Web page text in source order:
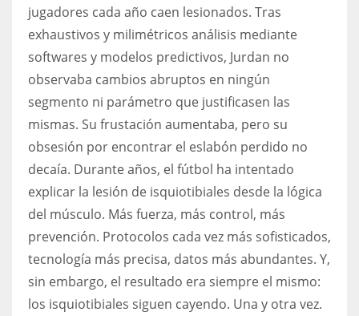
jugadores cada año caen lesionados. Tras
exhaustivos y milimétricos análisis mediante
softwares y modelos predictivos, Jurdan no
observaba cambios abruptos en ningún
segmento ni parámetro que justificasen las
mismas. Su frustación aumentaba, pero su
obsesión por encontrar el eslabón perdido no
decaía. Durante años, el fútbol ha intentado
explicar la lesión de isquiotibiales desde la lógica
del músculo. Más fuerza, más control, más
prevención. Protocolos cada vez más sofisticados,
tecnología más precisa, datos más abundantes. Y,
sin embargo, el resultado era siempre el mismo:
los isquiotibiales siguen cayendo. Una y otra vez.